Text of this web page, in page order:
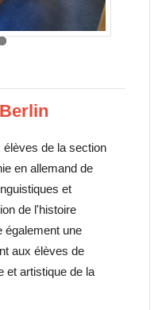
de la section
en allemand de
et
de l'histoire
également une
aux élèves de
et artistique de la